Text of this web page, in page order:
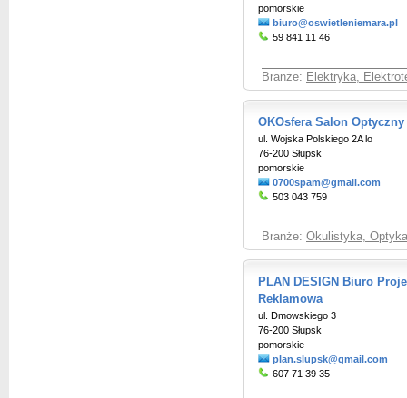
pomorskie
biuro@oswietleniemara.pl
59 841 11 46
Branże: Elektryka,
OKOsfera Salon Optyczny
ul. Wojska Polskiego 2A lo
76-200 Słupsk
pomorskie
0700spam@gmail.com
503 043 759
Branże: Okulistyka,
PLAN DESIGN Biuro
Reklamowa
ul. Dmowskiego 3
76-200 Słupsk
pomorskie
plan.slupsk@gmail.com
607 71 39 35